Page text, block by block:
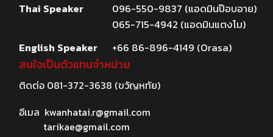
Thai Speaker
096-550-9837 (แอดมินป๊อบอาย)
065-715-4942 (แอดมินแตงโม)
English Speaker
+66 86-896-4149 (Orasa)
สนใจเป็นตัวแทนจำหน่าย
ติดต่อ 081-372-3638 (ขวัญหทัย)
อีเมล kwanhatai.r@gmail.com
tarikae@gmail.com